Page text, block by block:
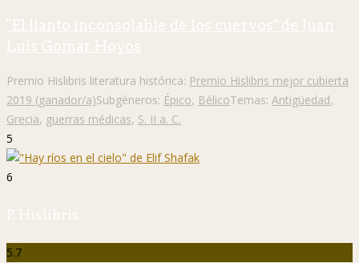
"El llanto inconsolable de los cuervos" de Juan
Luis Gomar Hoyos
Premio Hislibris literatura histórica: Premio Hislibris mejor cubierta
2019 (ganador/a)Subgéneros: Épico, BélicoTemas: Antigüedad,
Grecia, guerras médicas, S. II a. C.
5
6
P. Hislibris
5.7